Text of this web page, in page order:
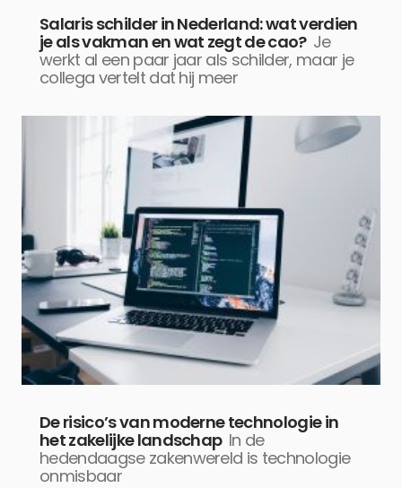
Salaris schilder in Nederland: wat verdien
je als vakman en wat zegt de cao? Je
werkt al een paar jaar als schilder, maar je
collega vertelt dat hij meer
De risico’s van moderne technologie in
het zakelijke landschap In de
hedendaagse zakenwereld is technologie
onmisbaar